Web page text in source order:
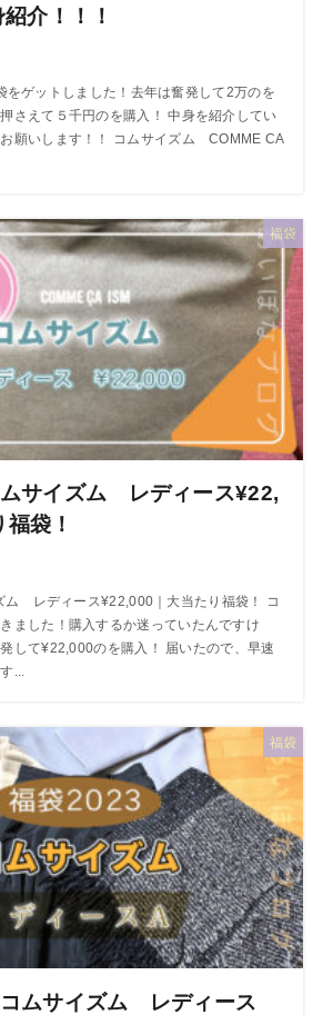
介！！！
をゲットしました！去年は奮発して2万のを
さえて５千円のを購入！ 中身を紹介してい
願いします！！ コムサイズム COMME CA
福袋
サイズム レディース¥22,
袋！
ム レディース¥22,000｜大当たり福袋！ コ
ました！購入するか迷っていたんですけ
して¥22,000のを購入！ 届いたので、早速
...
福袋
コムサイズム レディース